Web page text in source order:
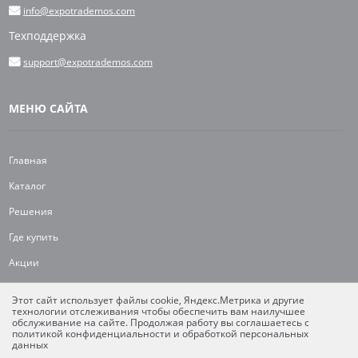
info@expotrademos.com
Техподдержка
support@expotrademos.com
МЕНЮ САЙТА
Главная
Каталог
Решения
Где купить
Акции
Техподдержка
Контакты
Этот сайт использует файлы cookie, Яндекс.Метрика и другие
технологии отслеживания чтобы обеспечить вам наилучшее
обслуживание на сайте. Продолжая работу вы соглашаетесь с
политикой конфиденциальности и обработкой персональных
данных